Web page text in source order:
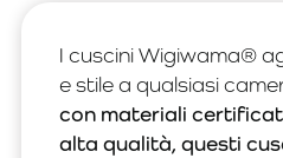
I cuscini Wigiwama®
e stile a qualsiasi
con materiali
alta qualità, questi